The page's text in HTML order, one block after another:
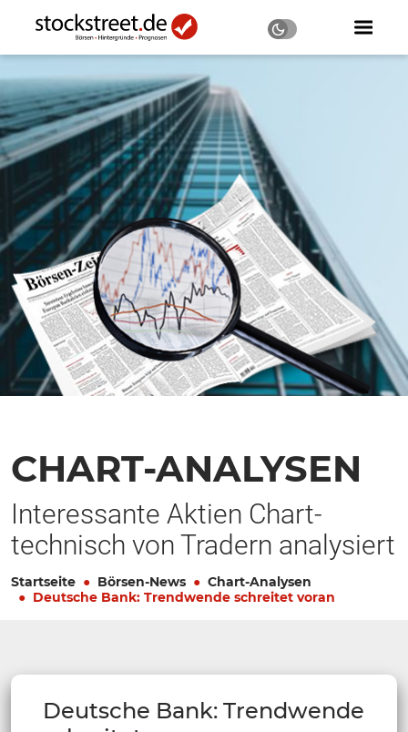
CHART-ANALYSEN
Interessante Aktien Chart-
technisch von Tradern analysiert
Startseite Börsen-News
Chart-Analysen
Deutsche Bank: Trendwende schreitet voran
Deutsche Bank: Trendwende